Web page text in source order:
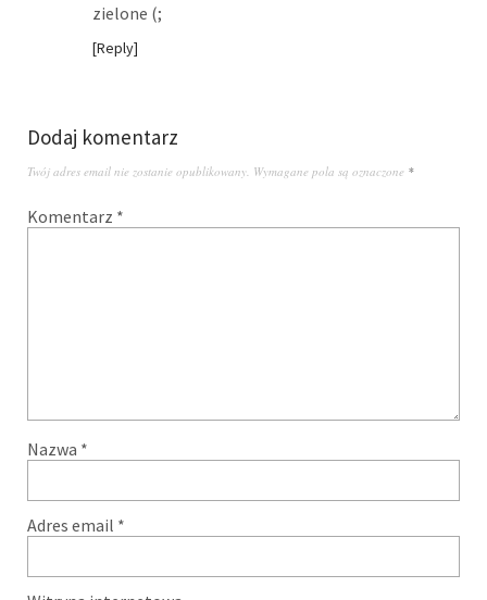
zielone (;
Reply
Dodaj komentarz
Twój adres email nie zostanie opublikowany. Wymagane pola są oznaczone *
Komentarz *
Nazwa *
Adres email *